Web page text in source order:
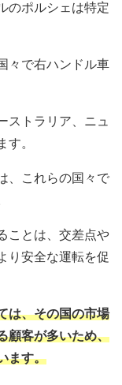
のポルシェは特定
々で右ハンドル車
ストラリア、ニュ
す。
、これらの国々で
ことは、交差点や
り安全な運転を促
は、その国の市場
顧客が多いため、
ます。